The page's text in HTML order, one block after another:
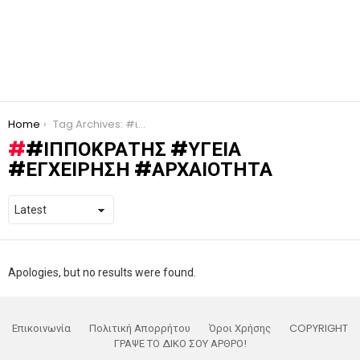
You are here:
Home Tag Archives: #ιπποκράτης #υγεία #εγχείρηση #αρχαιότητα
#ΙΠΠΟΚΡΆΤΗΣ #ΥΓΕΊΑ
#ΕΓΧΕΊΡΗΣΗ #ΑΡΧΑΙΌΤΗΤΑ
Apologies, but no results were found.
Επικοινωνία Πολιτική Απορρήτου Όροι Χρήσης
COPYRIGHT
ΓΡΑΨΕ ΤΟ ΔΙΚΟ ΣΟΥ ΑΡΘΡΟ!